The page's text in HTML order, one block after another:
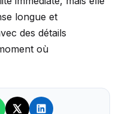
longue et
des détails
où